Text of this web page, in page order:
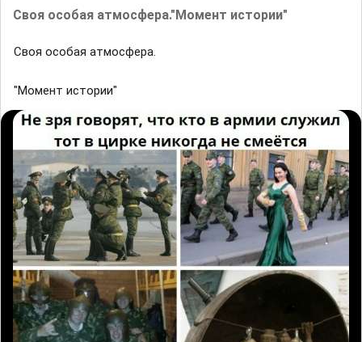
Своя особая атмосфера."Момент истории"
Своя особая атмосфера.
"Момент истории"